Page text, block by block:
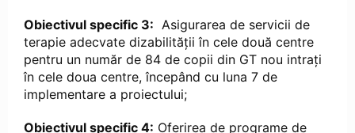
Obiectivul specific 3: Asigurarea de servicii de
terapie adecvate dizabilității în cele două centre
pentru un număr de 84 de copii din GT nou intrați
în cele doua centre, începând cu luna 7 de
implementare a proiectului;
Obiectivul specific 4: Oferirea de programe de